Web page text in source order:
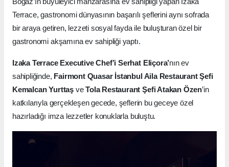
Terrace, gastronomi dünyasının başarılı şeflerini aynı sofrada
bir araya getiren, lezzeti sosyal fayda ile buluşturan özel bir
gastronomi akşamına ev sahipliği yaptı.
Izaka Terrace Executive Chef’i Serhat Eliçora’nın ev
sahipliğinde, Fairmont Quasar İstanbul Aila Restaurant Şefi
Kemalcan Yurttaş veTola Restaurant Şefi Atakan Özen’in
katkılarıyla gerçekleşen gecede, şeflerin bu geceye özel
hazırladığı imza lezzetler konuklarla buluştu.